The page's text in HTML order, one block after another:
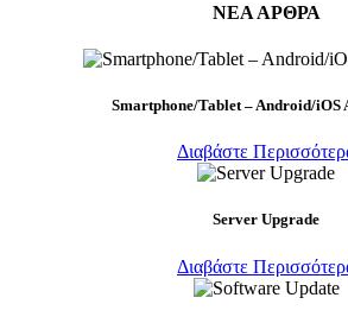
ΝΕΑ ΑΡΘΡΑ
Smartphone/Tablet – Android/iOS
Διαβάστε
Server Upgrade
Διαβάστε